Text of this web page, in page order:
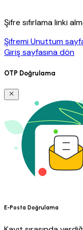
Şifre sıfırlama linki
Şifremi Unuttum
Giriş sayfasına dön
OTP Doğrulama
E-Posta Doğrulama